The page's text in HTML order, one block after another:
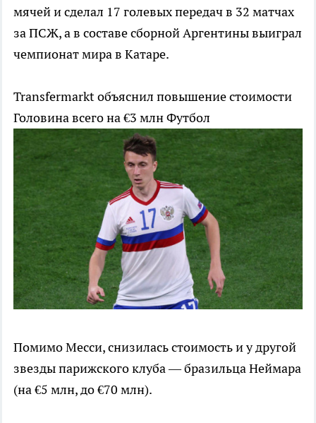
мячей и сделал 17 голевых передач в 32 матчах
за ПСЖ, а в составе сборной Аргентины выиграл
чемпионат мира в Катаре.
Transfermarkt объяснил повышение стоимости
Головина всего на €3 млнФутбол
Помимо Месси, снизилась стоимость и у другой
звезды парижского клуба — бразильца Неймара
(на €5 млн, до €70 млн).